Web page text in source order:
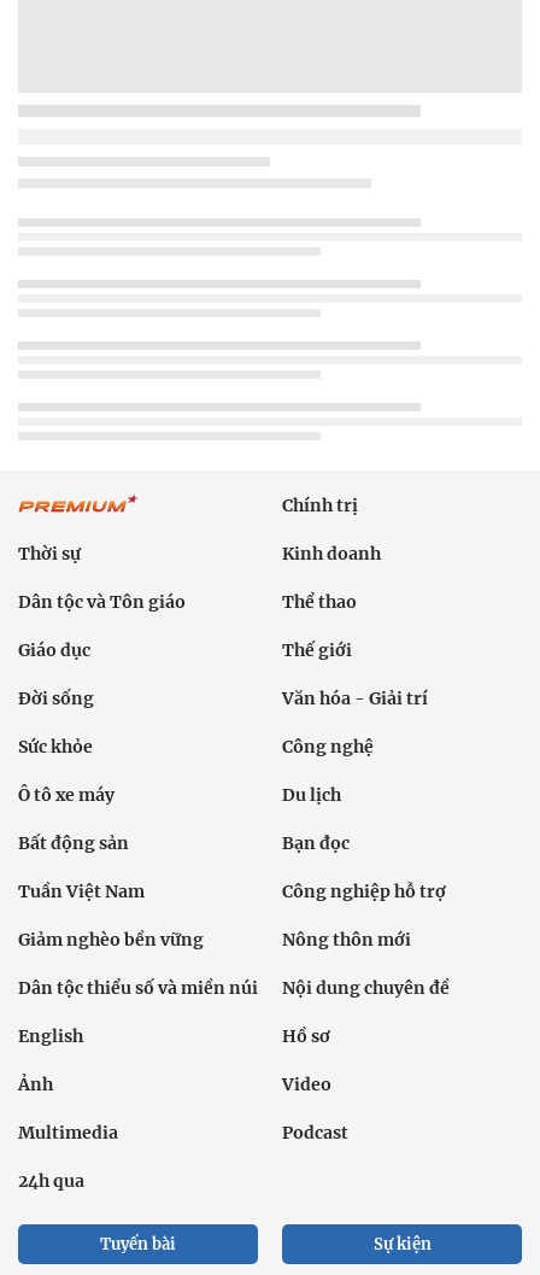
Chính trị
Thời sự Kinh doanh
Dân tộc và Tôn giáo Thể thao
Giáo dục Thế giới
Đời sống Văn hóa - Giải trí
Sức khỏe Công nghệ
Ô tô xe máy Du lịch
Bất động sản Bạn đọc
Tuần Việt Nam Công nghiệp hỗ trợ
Giảm nghèo bền vững Nông thôn mới
Dân tộc thiểu số và miền núi Nội dung chuyên đề
English Hồ sơ
Ảnh Video
Multimedia Podcast
24h qua
Tuyến bài Sự kiện